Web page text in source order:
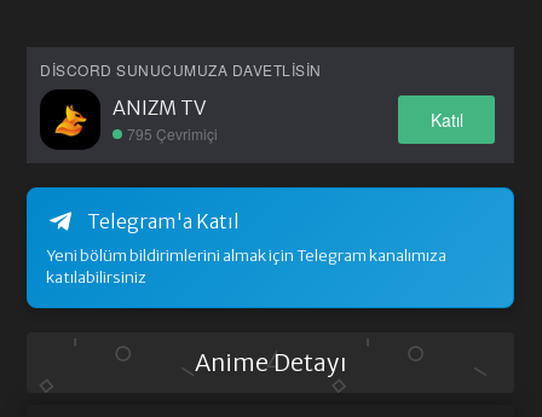
DISCORD SUNUCUMUZA DAVETLISIN
ANIZM TV
795 Çevrimiçi
Katıl
Telegram'a Katıl
Yeni bölüm bildirimlerini almak için Telegram kanalımıza
katılabilirsiniz
Anime Detayı